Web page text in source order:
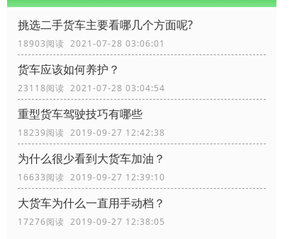
挑选二手货车主要看哪几个方面呢?
18903阅读 2021-07-28 03:06:01
货车应该如何养护？
23118阅读 2021-07-28 03:04:54
重型货车驾驶技巧有哪些
18239阅读 2019-09-27 12:42:38
为什么很少看到大货车加油？
16633阅读 2019-09-27 12:39:10
大货车为什么一直用手动档？
17276阅读 2019-09-27 12:38:05